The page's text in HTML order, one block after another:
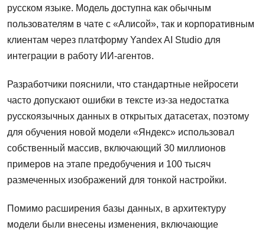
русском языке. Модель доступна как обычным
пользователям в чате с «Алисой», так и корпоративным
клиентам через платформу Yandex AI Studio для
интеграции в работу ИИ-агентов.
Разработчики пояснили, что стандартные нейросети
часто допускают ошибки в тексте из-за недостатка
русскоязычных данных в открытых датасетах, поэтому
для обучения новой модели «Яндекс» использовал
собственный массив, включающий 30 миллионов
примеров на этапе предобучения и 100 тысяч
размеченных изображений для тонкой настройки.
Помимо расширения базы данных, в архитектуру
модели были внесены изменения, включающие